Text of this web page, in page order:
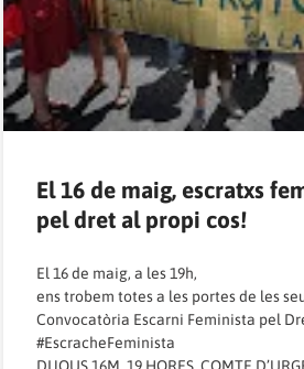
El 16 de maig, escratxs
pel dret al propi cos!
El 16 de maig, a les 19h,
ens trobem totes a les portes de les
Convocatòria Escarni Feminista pel
#EscracheFeminista